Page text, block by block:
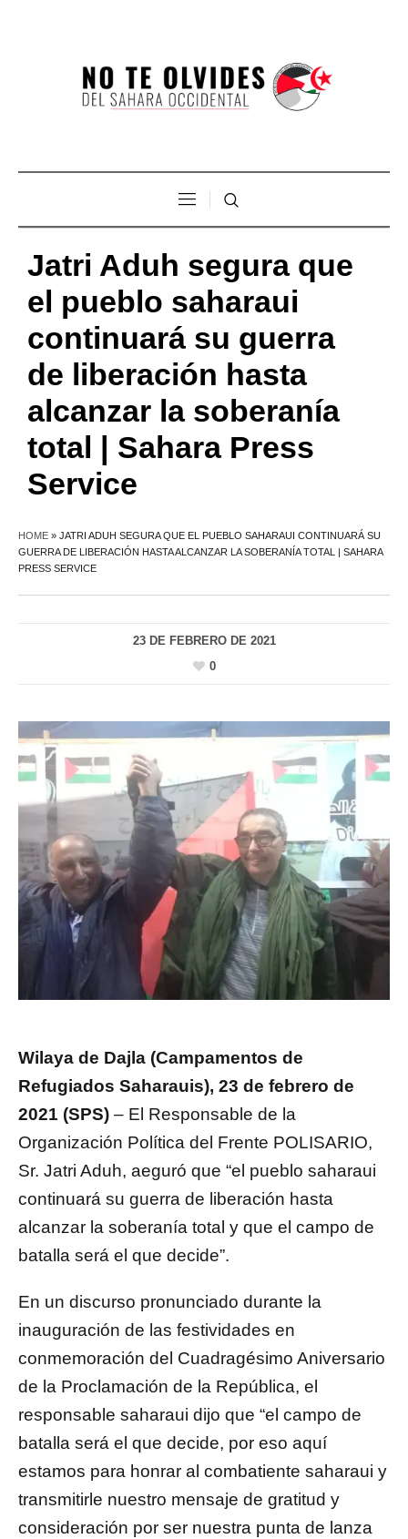
Jatri Aduh segura que
el pueblo saharaui
continuará su guerra
de liberación hasta
alcanzar la soberanía
total | Sahara Press
Service
HOME » JATRI ADUH SEGURA QUE EL PUEBLO SAHARAUI CONTINUARÁ SU
GUERRA DE LIBERACIÓN HASTA ALCANZAR LA SOBERANÍA TOTAL | SAHARA
PRESS SERVICE
23 DE FEBRERO DE 2021
0
Wilaya de Dajla (Campamentos de
Refugiados Saharauis), 23 de febrero de
2021 (SPS) – El Responsable de la
Organización Política del Frente POLISARIO,
Sr. Jatri Aduh, aeguró que “el pueblo saharaui
continuará su guerra de liberación hasta
alcanzar la soberanía total y que el campo de
batalla será el que decide”.
En un discurso pronunciado durante la
inauguración de las festividades en
conmemoración del Cuadragésimo Aniversario
de la Proclamación de la República, el
responsable saharaui dijo que “el campo de
batalla será el que decide, por eso aquí
estamos para honrar al combatiente saharaui y
transmitirle nuestro mensaje de gratitud y
consideración por ser nuestra punta de lanza